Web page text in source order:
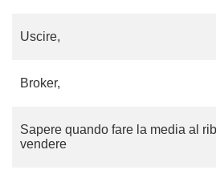
Uscire,
Broker,
Sapere quando fare la media al
vendere